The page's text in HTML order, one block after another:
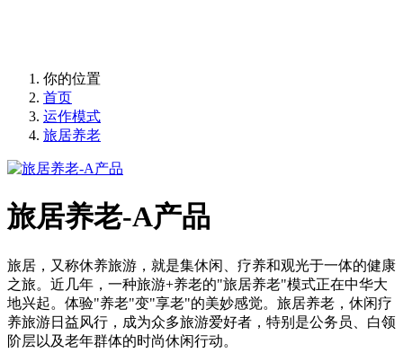
你的位置
首页
运作模式
旅居养老
旅居养老-A产品
旅居，又称休养旅游，就是集休闲、疗养和观光于一体的健康
之旅。近几年，一种旅游+养老的"旅居养老"模式正在中华大
地兴起。体验"养老"变"享老"的美妙感觉。旅居养老，休闲疗
养旅游日益风行，成为众多旅游爱好者，特别是公务员、白领
阶层以及老年群体的时尚休闲行动。